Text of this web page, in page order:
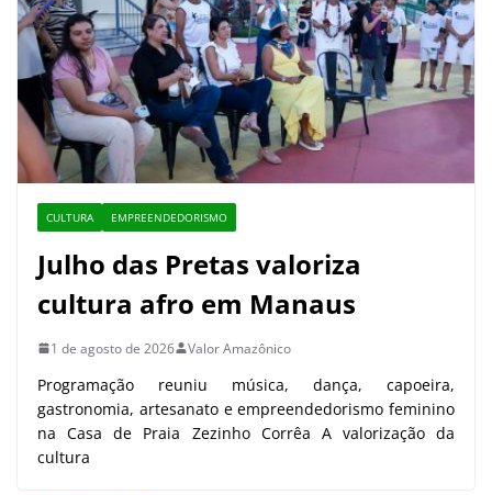
CULTURA EMPREENDEDORISMO
Julho das Pretas valoriza
cultura afro em Manaus
1 de agosto de 2026 Valor Amazônico
Programação reuniu música, dança, capoeira,
gastronomia, artesanato e empreendedorismo feminino
na Casa de Praia Zezinho Corrêa A valorização da
cultura